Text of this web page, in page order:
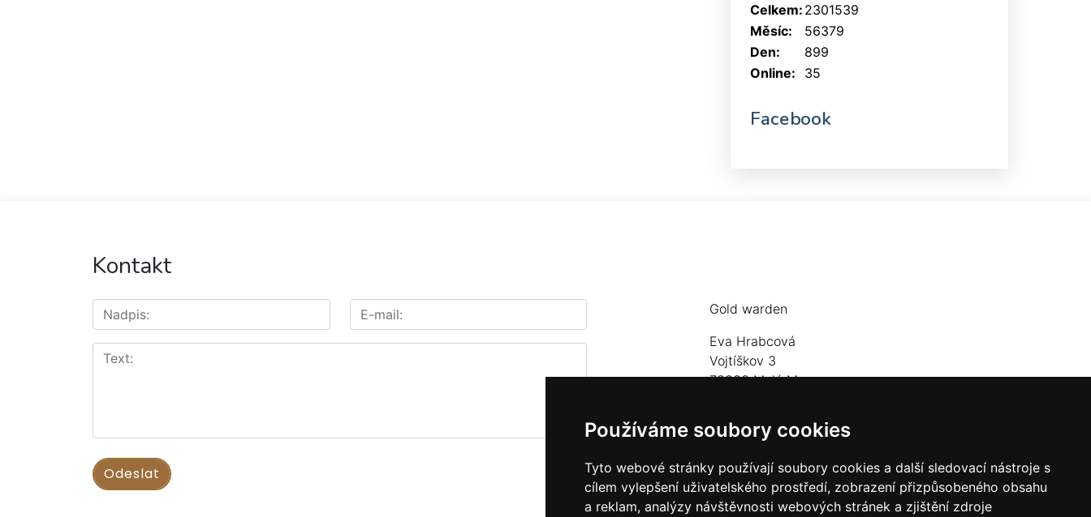
Používáme soubory cookies
Tyto webové stránky používají soubory cookies a další sledovací nástroje s
cílem vylepšení uživatelského prostředí, zobrazení přizpůsobeného obsahu
a reklam, analýzy návštěvnosti webových stránek a zjištění zdroje
Online: 35
Celkem: 2301539
Měsíc:
56379
Den:
899
Facebook
Kontakt
Gold warden
Eva Hrabcová
Vojtíškov 3
78833 Malá Morava
goldwarden@gmail.com